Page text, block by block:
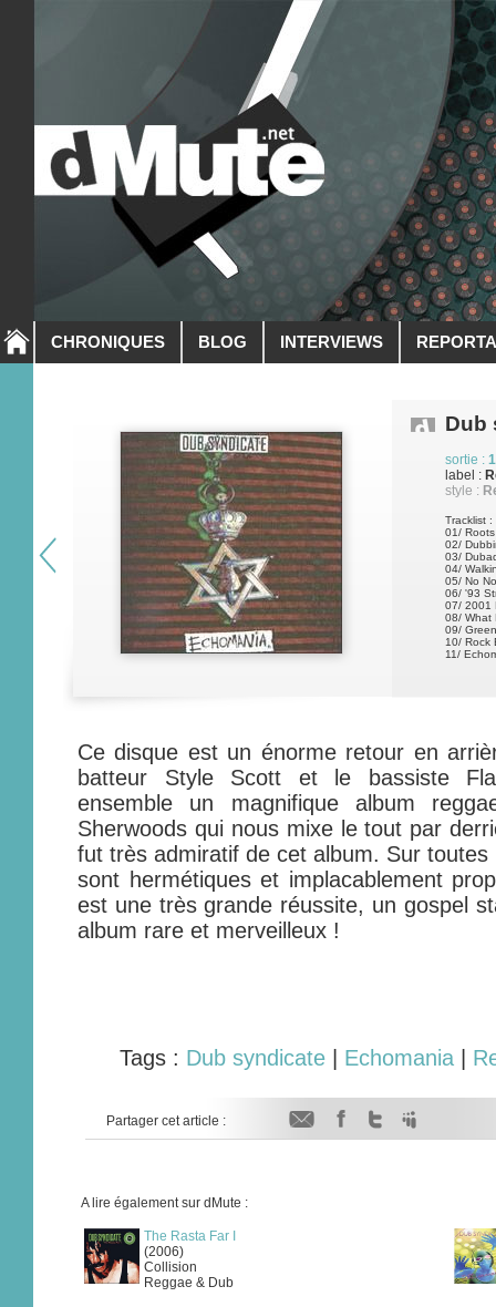
CHRONIQUES BLOG INTERVIEWS
Dub
sortie :
label :
style :
Tracklist :
01/
02/
03/
04/
05/ No No
06/ '93
07/ 2001
08/ What
09/
10/ Rock
11/
Ce disque est un énorme retour en
batteur Style Scott et le bassiste
ensemble un magnifique album
Sherwoods qui nous mixe le tout par
fut très admiratif de cet album. Sur
sont hermétiques et implacablement
est une très grande réussite, un gospel
album rare et merveilleux !
Tags : Dub syndicate Echomania
Partager cet article :
A lire également sur dMute :
The Rasta Far I
(2006)
Collision
Reggae & Dub